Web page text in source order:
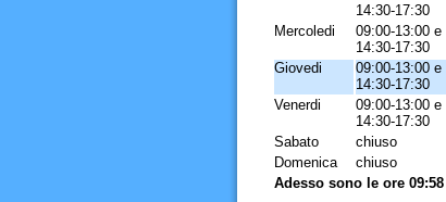
14:30-17:30
Mercoledi
09:00-13:00 e
14:30-17:30
Giovedi
09:00-13:00 e
14:30-17:30
Venerdi
09:00-13:00 e
14:30-17:30
Sabato
chiuso
Domenica
chiuso
Adesso sono le ore 09:58